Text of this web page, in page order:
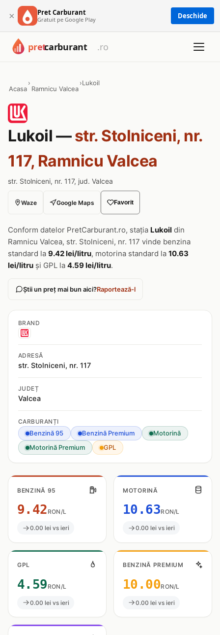
× Pret Carburant
Gratuit pe Google Play Deschide
Acasa
›
Ramnicu Valcea
›Lukoil
Lukoil —str. Stolniceni, nr.
117, Ramnicu Valcea
str. Stolniceni, nr. 117, jud. Valcea
Waze Google Maps Favorit
Conform datelor PretCarburant.ro, stația Lukoil din
Ramnicu Valcea, str. Stolniceni, nr. 117 vinde benzina
standard la 9.42 lei/litru, motorina standard la 10.63
lei/litru și GPL la 4.59 lei/litru.
Știi un preț mai bun aici?Raportează-l
BRAND
ADRESĂ
str. Stolniceni, nr. 117
JUDEȚ
Valcea
CARBURANȚI
Benzină 95 Benzină Premium
Motorină
Motorină Premium
GPL
BENZINĂ 95
9.42 RON/L
0.00 lei vs ieri
MOTORINĂ
10.63RON/L
0.00 lei vs ieri
GPL
4.59 RON/L
0.00 lei vs ieri
BENZINĂ PREMIUM
10.00RON/L
0.00 lei vs ieri